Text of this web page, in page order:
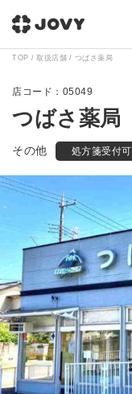
TOP 取扱店舗 つばさ薬局
05049
つばさ薬局
その他 処方箋受付可